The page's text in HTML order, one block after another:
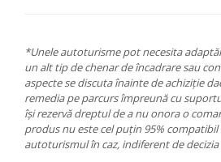
*Unele autoturisme pot necesita
un alt tip de chenar de încadrare sau
aspecte se discuta înainte de achiziție
remedia pe parcurs împreună cu
își rezervă dreptul de a nu onora o
produs nu este cel puțin 95%
autoturismul în caz, indiferent de